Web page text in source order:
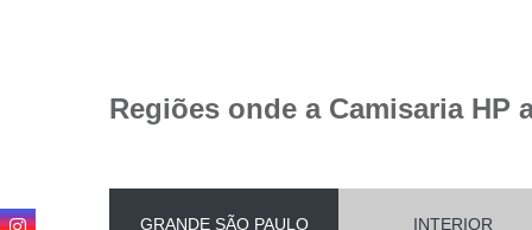
Regiões onde a Camisaria HP
GRANDE SÃO PAULO INTERIOR